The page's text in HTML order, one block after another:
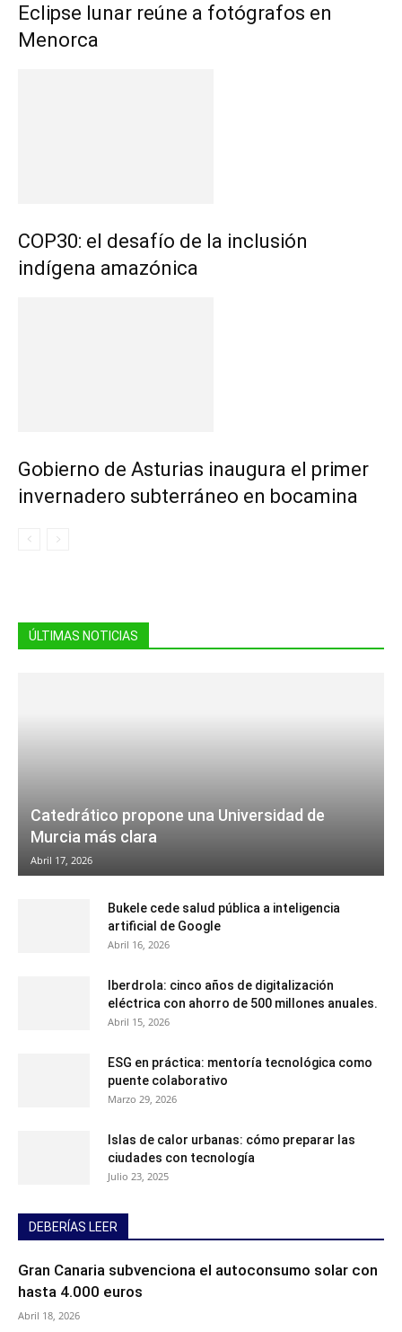
Eclipse lunar reúne a fotógrafos en
Menorca
COP30: el desafío de la inclusión
indígena amazónica
Gobierno de Asturias inaugura el primer
invernadero subterráneo en bocamina
ÚLTIMAS NOTICIAS
Catedrático propone una Universidad de
Murcia más clara
Abril 17, 2026
Bukele cede salud pública a inteligencia
artificial de Google
Abril 16, 2026
Iberdrola: cinco años de digitalización
eléctrica con ahorro de 500 millones anuales.
Abril 15, 2026
ESG en práctica: mentoría tecnológica como
puente colaborativo
Marzo 29, 2026
Islas de calor urbanas: cómo preparar las
ciudades con tecnología
Julio 23, 2025
DEBERÍAS LEER
Gran Canaria subvenciona el autoconsumo solar con
hasta 4.000 euros
Abril 18, 2026